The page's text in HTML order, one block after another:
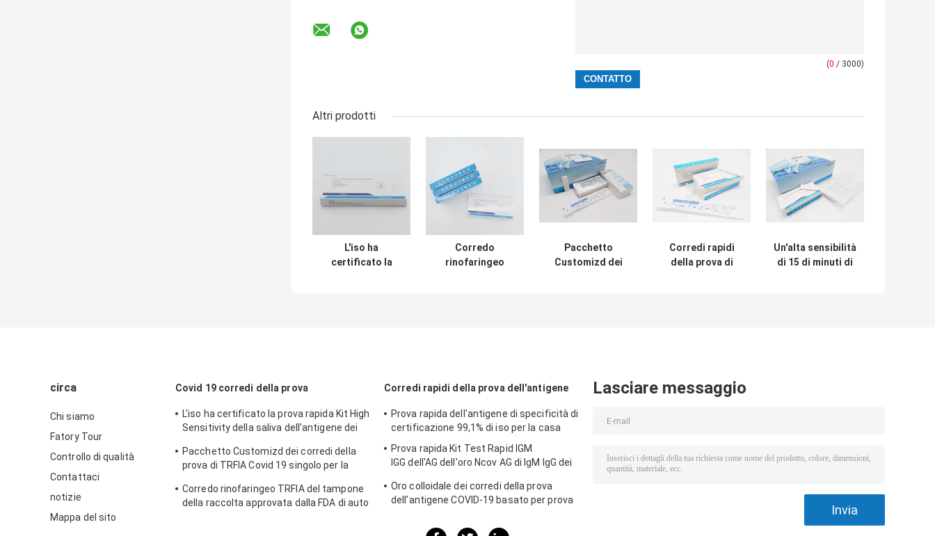
(0 / 3000)
Altri prodotti
L'iso ha
certificato la
Corredo
rinofaringeo
Pacchetto
Customizd dei
Corredi rapidi
della prova di
Un'alta sensibilità
di 15 di minuti di
circa
Chi siamo
Fatory Tour
Controllo di qualità
Contattaci
notizie
Mappa del sito
Covid 19 corredi della prova
L'iso ha certificato la prova rapida Kit High
Sensitivity della saliva dell'antigene dei
Pacchetto Customizd dei corredi della
prova di TRFIA Covid 19 singolo per la
Corredo rinofaringeo TRFIA del tampone
della raccolta approvata dalla FDA di auto
Corredi rapidi della prova dell'antigene
Prova rapida dell'antigene di specificità di
certificazione 99,1% di iso per la casa
Prova rapida Kit Test Rapid IGM
IGG dell'AG dell'oro Ncov AG di IgM IgG dei
Oro colloidale dei corredi della prova
dell'antigene COVID-19 basato per prova
Lasciare messaggio